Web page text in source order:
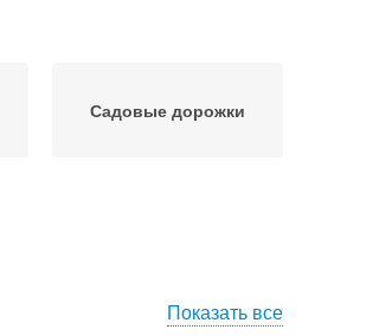
Садовые дорожки
Показать все